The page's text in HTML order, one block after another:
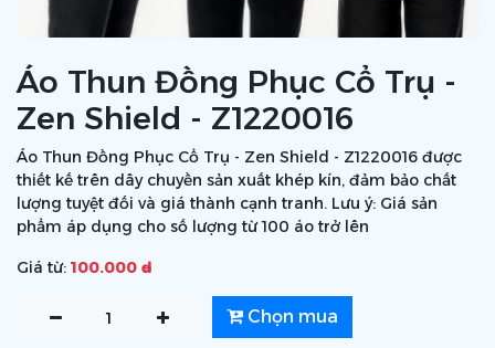
Áo Thun Đồng Phục Cổ Trụ -
Zen Shield - Z1220016
Áo Thun Đồng Phục Cổ Trụ - Zen Shield - Z1220016 được
thiết kế trên dây chuyền sản xuất khép kín, đảm bảo chất
lượng tuyệt đối và giá thành cạnh tranh. Lưu ý: Giá sản
phẩm áp dụng cho số lượng từ 100 áo trở lên
Giá từ: 100.000 ₫
Chọn mua